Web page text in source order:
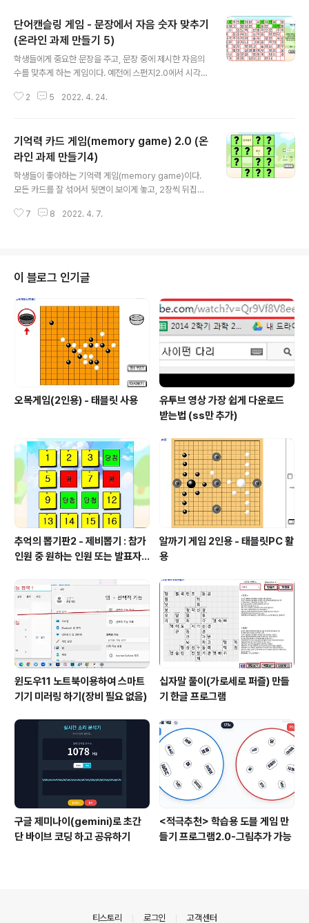
단어캔슬링 게임 - 문장에서 자음 숫자 맞추기
(온라인 과제 만들기 5)
학생들에게 중요한 문장을 주고, 문장 중에 제시한 자음의
수를 맞추게 하는 게임이다. 예전에 스펀지2.0에서 시각주
에 중요한 문장을 제시하고, 학생들이 요구한 자음을 찾게
을 할 수 있다. 일단 학생입장에서 아래 링크를 누르고 참여
해서 ㄱ 개수를 찾아 보자. https://t.ly/Xi6g ㄱ이 들어간
글자를 마우스로 누르면 된다. 문장을 제대로 읽지 않고 빨
리만 푸는 것을 방지 하기 위해 정답확인을 눌러서 틀리는
경우, 체크한 글자가 모두 사라지고, 처음부터 다시 시작해
야 한다. 빨리 푸는 것 보다, 신중하게 집중해서 풀게 할 수
2 5 2022. 4. 24.
기억력 카드 게임(memory game) 2.0 (온
라인 과제 만들기4)
학생들이 좋아하는 기억력 게임(memory game)이다.
모든 카드를 잘 섞어서 뒷면이 보이게 놓고, 2장씩 뒤집어
수 있게 글자만으로 이루어진 기억력 게임을 만들어 보았
뽑아 미리 만들어 두거나, 즉석에서 만들어서 학생들에게
제공하고 기억력 게임을 하게 할 수 있다. 아래 링크에 접속
해서 만들면 된다. https://sciencej.cafe24.com/html
5/memorygame/memorygamemaker.html 문제
수는 제한이 없다. 보통 4x4 면 8문제..
7 8 2022. 4. 7.
이 블로그 인기글
오목게임(2인용) - 태블릿 사용
유투브 영상 가장 쉽게 다운로드
받는법 (ss만 추가)
추억의 뽑기판2 - 제비뽑기 : 참가
인원 중 원하는 인원 또는 발표자
알까기 게임 2인용 - 태블릿PC 활
용
윈도우11 노트북이용하여 스마트
기기 미러링 하기(장비 필요 없음)
십자말 풀이(가로세로 퍼즐) 만들
기 한글 프로그램
구글 제미나이(gemini)로 초간
단 바이브 코딩 하고 공유하기
<적극추천> 학습용 도블 게임 만
들기 프로그램2.0-그림추가 가능
티스토리 로그인 고객센터